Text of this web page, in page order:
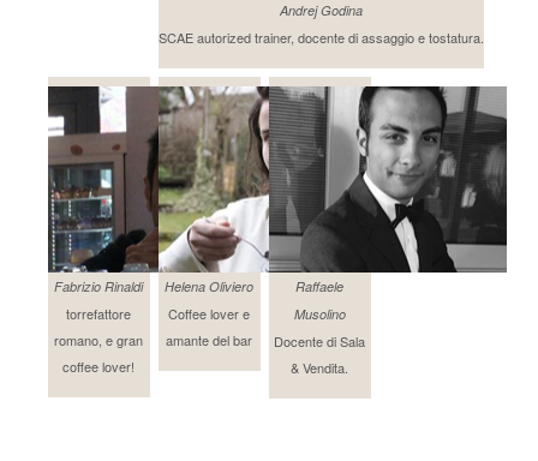
Andrej Godina
SCAE autorized trainer, docente di assaggio e tostatura.
Fabrizio Rinaldi
torrefattore
romano, e gran
coffee lover!
Helena Oliviero
Coffee lover e
amante del bar
Raffaele
Musolino
Docente di Sala
& Vendita.